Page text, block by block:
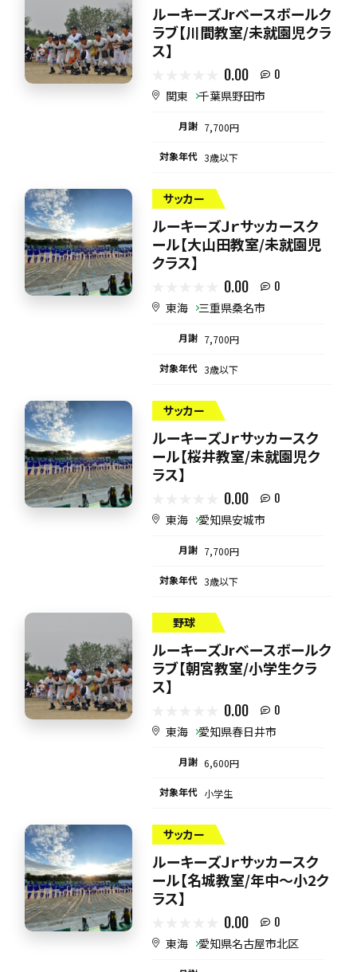
ルーキーズJrベースボールク
ラブ【川間教室/未就園児クラ
ス】
0.00 0
関東 千葉県野田市
月謝 7,700円
対象年代 3歳以下
サッカー
ルーキーズＪｒサッカースク
ール【大山田教室/未就園児
クラス】
0.00 0
東海 三重県桑名市
月謝 7,700円
対象年代 3歳以下
サッカー
ルーキーズＪｒサッカースク
ール【桜井教室/未就園児ク
ラス】
0.00 0
東海 愛知県安城市
月謝 7,700円
対象年代 3歳以下
野球
ルーキーズJrベースボールク
ラブ【朝宮教室/小学生クラ
ス】
0.00 0
東海 愛知県春日井市
月謝 6,600円
対象年代 小学生
サッカー
ルーキーズＪｒサッカースク
ール【名城教室/年中～小2ク
ラス】
0.00 0
東海 愛知県名古屋市北区